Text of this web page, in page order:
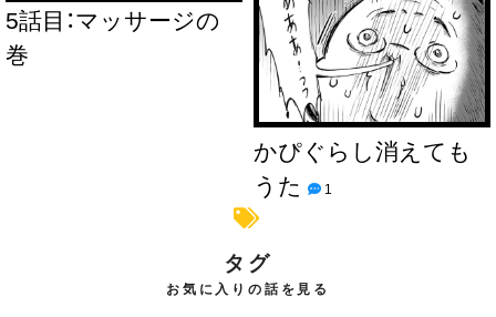
5話目：マッサージの
巻
かぴぐらし消えても
うた
1
タグ
お気に入りの話を見る